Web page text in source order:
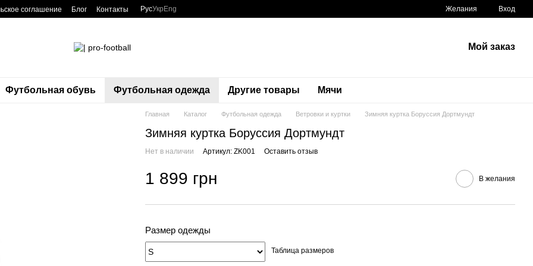
соглашение Блог Контакты РусУкр Eng Желания Вход
Мой заказ
Футбольная обувь Футбольная одежда Другие товары Мячи
Главная Каталог Футбольная одежда Ветровки и куртки Зимняя куртка Боруссия Дортмундт
Зимняя куртка Боруссия Дортмундт
Нет в наличии Артикул: ZK001 Оставить отзыв
1 899 грн В желания
Размер одежды
Таблица размеров